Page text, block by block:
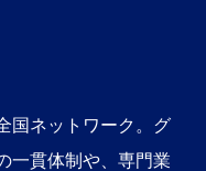
国ネットワーク。グ
一貫体制や、専門業